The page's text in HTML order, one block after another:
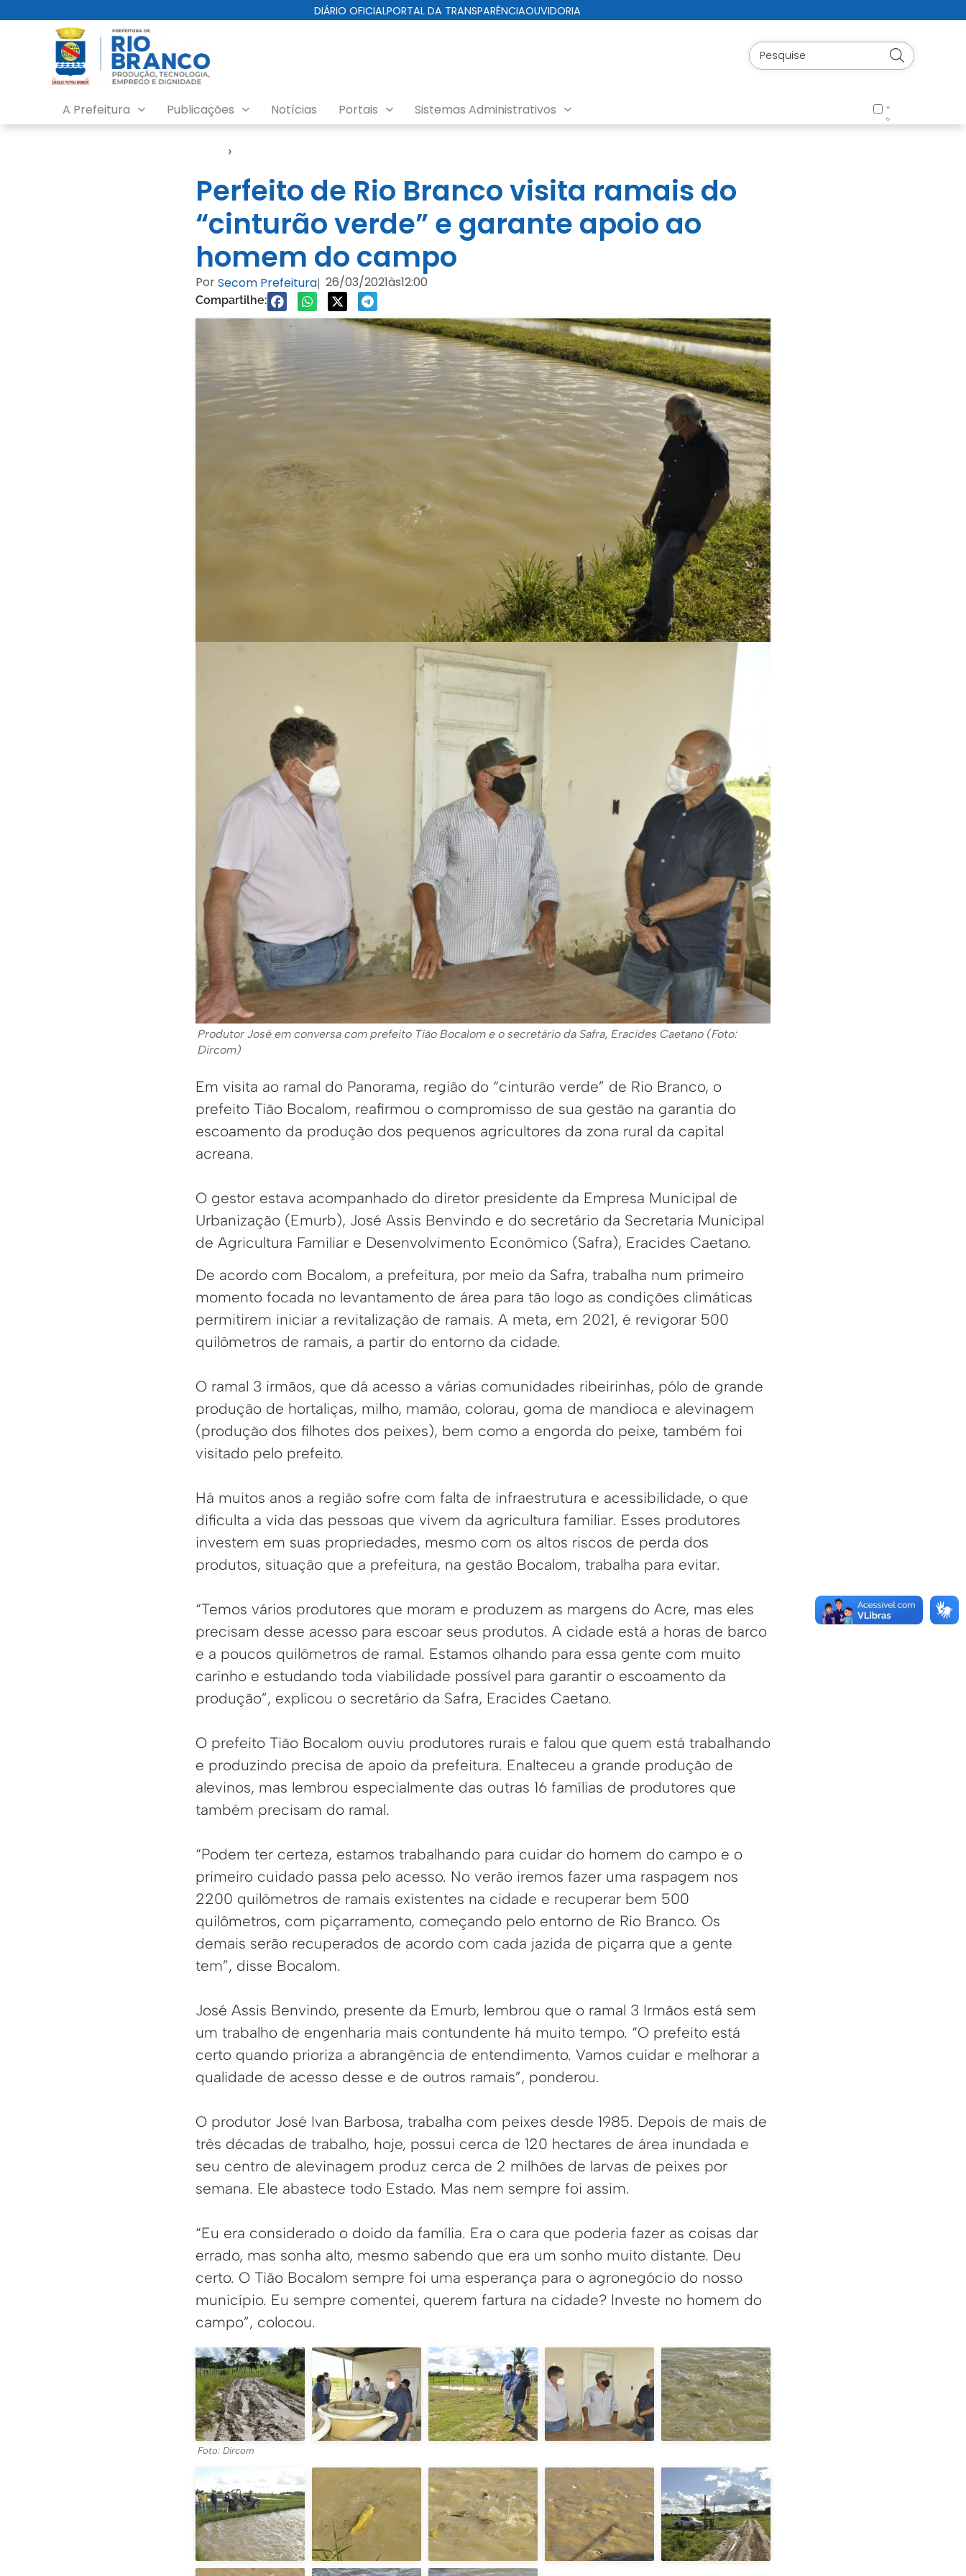
DIÁRIO OFICIALPORTAL DA TRANSPARÊNCIAOUVIDORIA
A Prefeitura Publicações Notícias Portais Sistemas Administrativos
›
Perfeito de Rio Branco visita ramais do
“cinturão verde” e garante apoio ao
homem do campo
PorSecom Prefeitura| 26/03/2021às12:00
Compartilhe:
Produtor José em conversa com prefeito Tião Bocalom e o secretário da Safra, Eracides Caetano (Foto:
Dircom)
Em visita ao ramal do Panorama, região do “cinturão verde” de Rio Branco, o
prefeito Tião Bocalom, reafirmou o compromisso de sua gestão na garantia do
escoamento da produção dos pequenos agricultores da zona rural da capital
acreana.
O gestor estava acompanhado do diretor presidente da Empresa Municipal de
Urbanização (Emurb), José Assis Benvindo e do secretário da Secretaria Municipal
de Agricultura Familiar e Desenvolvimento Econômico (Safra), Eracides Caetano.
De acordo com Bocalom, a prefeitura, por meio da Safra, trabalha num primeiro
momento focada no levantamento de área para tão logo as condições climáticas
permitirem iniciar a revitalização de ramais. A meta, em 2021, é revigorar 500
quilômetros de ramais, a partir do entorno da cidade.
O ramal 3 irmãos, que dá acesso a várias comunidades ribeirinhas, pólo de grande
produção de hortaliças, milho, mamão, colorau, goma de mandioca e alevinagem
(produção dos filhotes dos peixes), bem como a engorda do peixe, também foi
visitado pelo prefeito.
Há muitos anos a região sofre com falta de infraestrutura e acessibilidade, o que
dificulta a vida das pessoas que vivem da agricultura familiar. Esses produtores
investem em suas propriedades, mesmo com os altos riscos de perda dos
produtos, situação que a prefeitura, na gestão Bocalom, trabalha para evitar.
“Temos vários produtores que moram e produzem as margens do Acre, mas eles
precisam desse acesso para escoar seus produtos. A cidade está a horas de barco
e a poucos quilômetros de ramal. Estamos olhando para essa gente com muito
carinho e estudando toda viabilidade possível para garantir o escoamento da
produção”, explicou o secretário da Safra, Eracides Caetano.
O prefeito Tião Bocalom ouviu produtores rurais e falou que quem está trabalhando
e produzindo precisa de apoio da prefeitura. Enalteceu a grande produção de
alevinos, mas lembrou especialmente das outras 16 famílias de produtores que
também precisam do ramal.
“Podem ter certeza, estamos trabalhando para cuidar do homem do campo e o
primeiro cuidado passa pelo acesso. No verão iremos fazer uma raspagem nos
2200 quilômetros de ramais existentes na cidade e recuperar bem 500
quilômetros, com piçarramento, começando pelo entorno de Rio Branco. Os
demais serão recuperados de acordo com cada jazida de piçarra que a gente
tem”, disse Bocalom.
José Assis Benvindo, presente da Emurb, lembrou que o ramal 3 Irmãos está sem
um trabalho de engenharia mais contundente há muito tempo. “O prefeito está
certo quando prioriza a abrangência de entendimento. Vamos cuidar e melhorar a
qualidade de acesso desse e de outros ramais”, ponderou.
O produtor José Ivan Barbosa, trabalha com peixes desde 1985. Depois de mais de
três décadas de trabalho, hoje, possui cerca de 120 hectares de área inundada e
seu centro de alevinagem produz cerca de 2 milhões de larvas de peixes por
semana. Ele abastece todo Estado. Mas nem sempre foi assim.
“Eu era considerado o doido da família. Era o cara que poderia fazer as coisas dar
errado, mas sonha alto, mesmo sabendo que era um sonho muito distante. Deu
certo. O Tião Bocalom sempre foi uma esperança para o agronegócio do nosso
município. Eu sempre comentei, querem fartura na cidade? Investe no homem do
campo”, colocou.
Foto: Dircom